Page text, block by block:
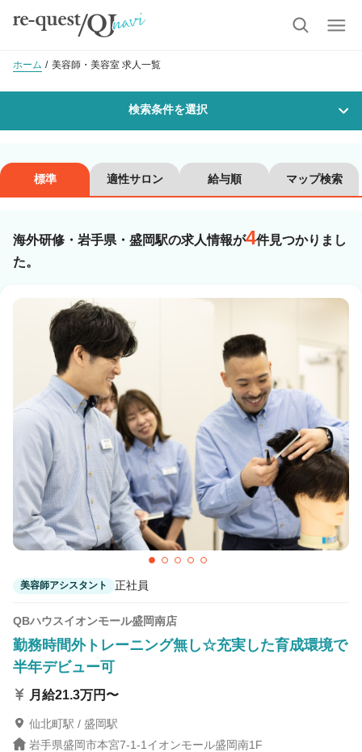
ホーム 美容師・美容室 求人一覧
検索条件を選択
沿線・駅を選択 市区町村を選択
盛岡
職種・技能ランク
美容師スタイリスト 美容師アシスタント
カラーリスト フロント・レセプション
ヘアメイク・美容部員 アイリスト
ネイリスト エステティシャン
講師・インストラクター 営業・販売スタッフ・その他
雇用形態
正社員
業務委託・フリーランス
詳細条件
海外研修
標準 適性サロン 給与順 マップ検索
海外研修・岩手県・盛岡駅の求人情報が4件見つかりまし
た。
美容師アシスタント 正社員
QBハウスイオンモール盛岡南店
勤務時間外トレーニング無し☆充実した育成環境で
半年デビュー可
月給21.3万円〜
仙北町駅 / 盛岡駅
岩手県盛岡市本宮7-1-1イオンモール盛岡南1F